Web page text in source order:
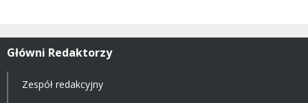
Główni Redaktorzy
Zespół redakcyjny